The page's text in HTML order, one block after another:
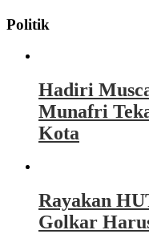
Politik
Hadiri
Munafri
Kota
Rayakan
Golkar